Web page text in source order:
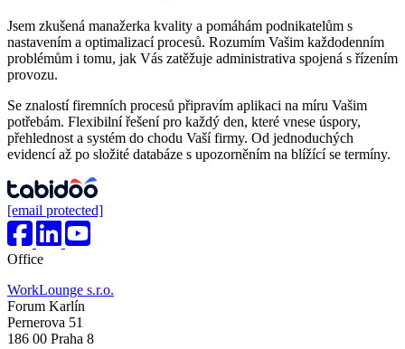
Jsem zkušená manažerka kvality a pomáhám podnikatelům s
nastavením a optimalizací procesů. Rozumím Vašim každodenním
problémům i tomu, jak Vás zatěžuje administrativa spojená s řízením
provozu.
Se znalostí firemních procesů připravím aplikaci na míru Vašim
potřebám. Flexibilní řešení pro každý den, které vnese úspory,
přehlednost a systém do chodu Vaší firmy. Od jednoduchých
evidencí až po složité databáze s upozorněním na blížící se termíny.
[email protected]
Office
WorkLounge s.r.o.
Forum Karlín
Pernerova 51
186 00 Praha 8